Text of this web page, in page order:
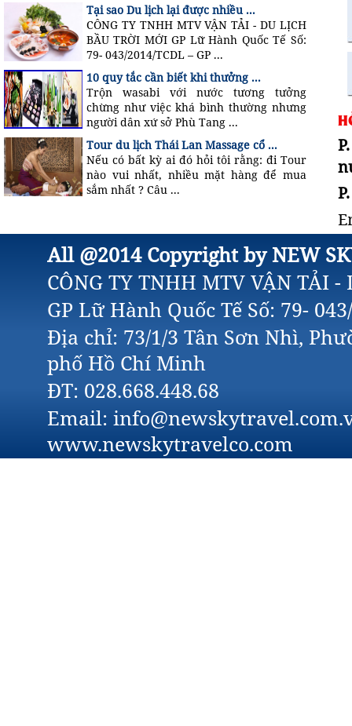
Tại sao Du lịch lại được nhiều ...
CÔNG TY TNHH MTV VẬN TẢI - DU LỊCH
BẦU TRỜI MỚI GP Lữ Hành Quốc Tế Số:
79- 043/2014/TCDL – GP ...
10 quy tắc cần biết khi thưởng ...
Trộn wasabi với nước tương tưởng
chừng như việc khá bình thường nhưng
người dân xứ sở Phù Tang ...
Tour du lịch Thái Lan Massage cổ ...
Nếu có bất kỳ ai đó hỏi tôi rằng: đi Tour
nào vui nhất, nhiều mặt hàng để mua
sắm nhất ? Câu ...
All @2014 Copyright by NEW
CÔNG TY TNHH MTV VẬN TẢI
GP Lữ Hành Quốc Tế Số: 79-
Địa chỉ: 73/1/3 Tân Sơn Nhì,
phố Hồ Chí Minh
ĐT: 028.668.448.68
Email:
www.newskytravelco.com